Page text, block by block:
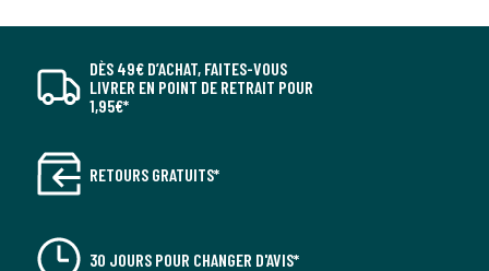
DÈS 49€ D’ACHAT, FAITES-VOUS
LIVRER EN POINT DE RETRAIT POUR
1,95€*
RETOURS GRATUITS*
30 JOURS POUR CHANGER D'AVIS*